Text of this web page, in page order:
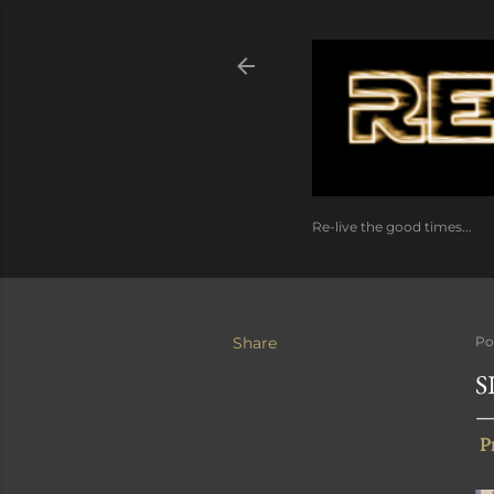
Re-live the good times...
Share